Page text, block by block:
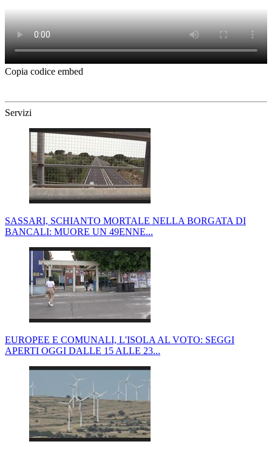
Copia codice embed
Servizi
SASSARI, SCHIANTO MORTALE NELLA BORGATA DI
BANCALI: MUORE UN 49ENNE...
EUROPEE E COMUNALI, L'ISOLA AL VOTO: SEGGI
APERTI OGGI DALLE 15 ALLE 23...